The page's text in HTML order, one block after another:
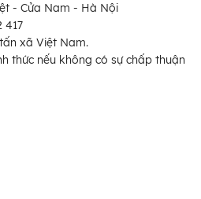
- Cửa Nam - Hà Nội
417
xã Việt Nam.
thức nếu không có sự chấp thuận